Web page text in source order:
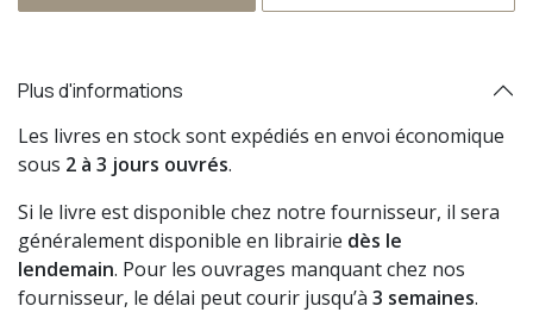
Plus d'informations
Les livres en stock sont expédiés en envoi économique
sous 2 à 3 jours ouvrés.
Si le livre est disponible chez notre fournisseur, il sera
généralement disponible en librairie dès le
lendemain. Pour les ouvrages manquant chez nos
fournisseur, le délai peut courir jusqu’à 3 semaines.